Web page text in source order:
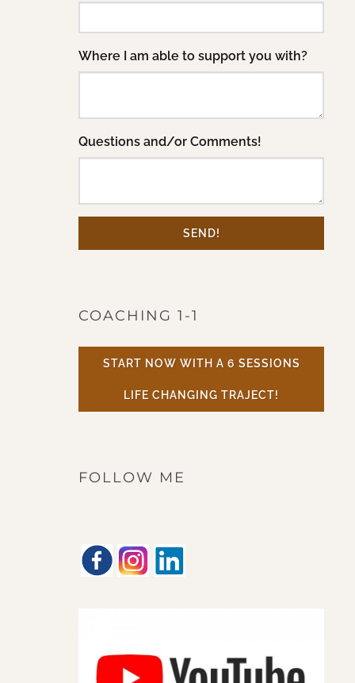
Where I am able to support you with?
Questions and/or Comments!
SEND!
COACHING 1-1
START NOW WITH A 6 SESSIONS
LIFE CHANGING TRAJECT!
FOLLOW ME